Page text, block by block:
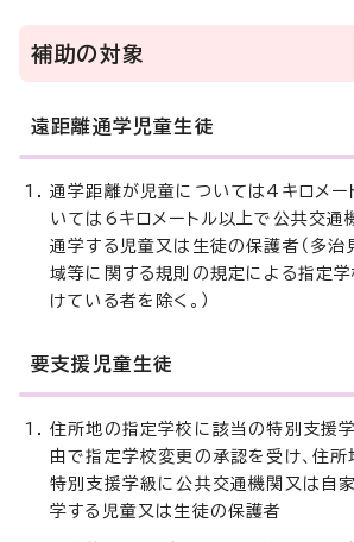
補助の対象
遠距離通学児童生徒
通学距離が児童については4キロメー
いては6キロメートル以上で公共交通
通学する児童又は生徒の保護者（多
域等に関する規則の規定による指定
けている者を除く。）
要支援児童生徒
住所地の指定学校に該当の特別支援
由で指定学校変更の承認を受け、住
特別支援学級に公共交通機関又は自
学する児童又は生徒の保護者